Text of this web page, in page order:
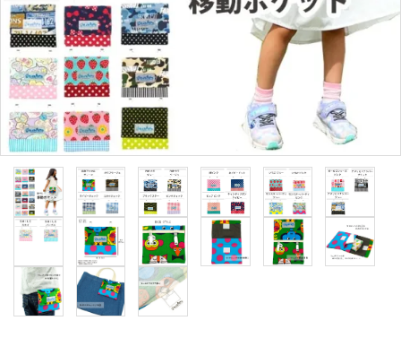
ご利用ガイド
プライバシーポリシー
特定商取引法について
お問い合わせ
Instagram